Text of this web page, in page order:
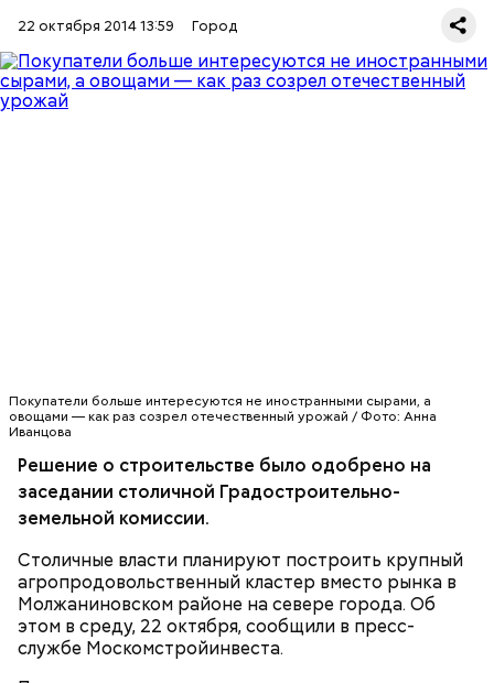
22 октября 2014 13:59 Город
Покупатели больше интересуются не иностранными сырами, а
овощами — как раз созрел отечественный урожай / Фото: Анна
Иванцова
Решение о строительстве было одобрено на
заседании столичной Градостроительно-
земельной комиссии.
Столичные власти планируют построить крупный
агропродовольственный кластер вместо рынка в
Молжаниновском районе на севере города. Об
этом в среду, 22 октября, сообщили в пресс-
службе Москомстройинвеста.